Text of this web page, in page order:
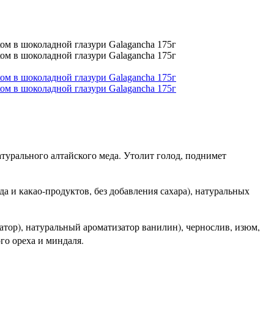
алтайского меда. Утолит голод, поднимет
и какао-продуктов, без добавления сахара), натуральных
натуральный ароматизатор ванилин), чернослив, изюм,
ореха и миндаля.